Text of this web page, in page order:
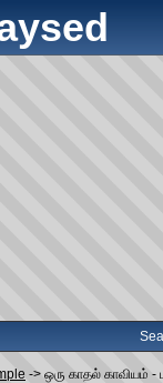
-> ஒரு காதல் காவியம் -